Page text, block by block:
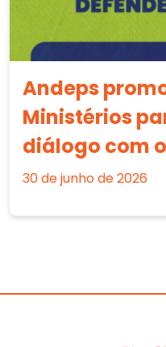
Andeps
Ministérios
diálogo com
30 de junho de 2026